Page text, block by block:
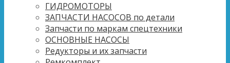
ГИДРОМОТОРЫ
ЗАПЧАСТИ НАСОСОВ по детали
Запчасти по маркам спецтехники
ОСНОВНЫЕ НАСОСЫ
Редукторы и их запчасти